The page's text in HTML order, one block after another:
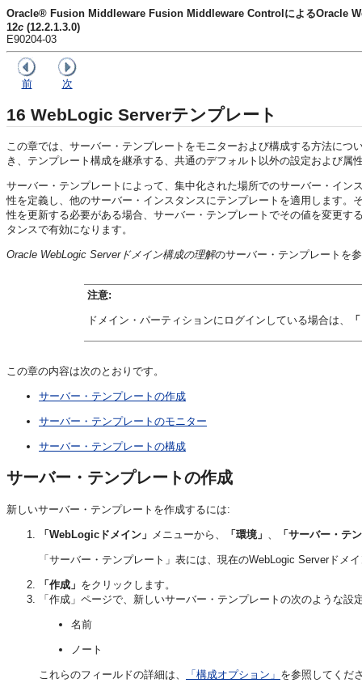
Oracle® Fusion Middleware Fusion Middleware ControlによるOracle
12c (12.2.1.3.0)
E90204-03
前 次
16 WebLogic Serverテンプレート
この章では、サーバー・テンプレートをモニターおよび構成する方法につ
き、テンプレート構成を継承する、共通のデフォルト以外の設定および属
サーバー・テンプレートによって、集中化された場所でのサーバー・イ
性を定義し、他のサーバー・インスタンスにテンプレートを適用します
性を更新する必要がある場合、サーバー・テンプレートでその値を変更
タンスで有効になります。
Oracle WebLogic Serverドメイン構成の理解のサーバー・テンプレートを
注意:
ドメイン・パーティションにログインしている場合は、
この章の内容は次のとおりです。
サーバー・テンプレートの作成
サーバー・テンプレートのモニター
サーバー・テンプレートの構成
サーバー・テンプレートの作成
新しいサーバー・テンプレートを作成するには:
「WebLogicドメイン」 メニューから、 「環境」 「サーバー・テ
「サーバー・テンプレート」表には、現在のWebLogic Serverド
「作成」 をクリックします。
「作成」ページで、新しいサーバー・テンプレートの次のような設
名前
ノート
これらのフィールドの詳細は、 「構成オプション」 を参照してくだ